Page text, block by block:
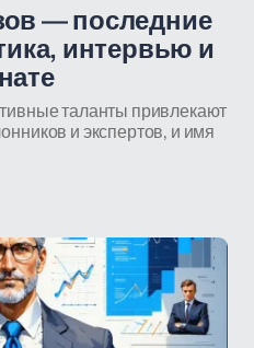
— последние
интервью и
таланты привлекают
и экспертов, и имя